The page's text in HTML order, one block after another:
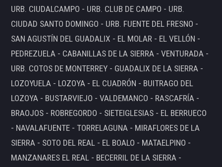
URB. CIUDALCAMPO - URB. CLUB DE CAMPO - URB.
CIUDAD SANTO DOMINGO - URB. FUENTE DEL FRESNO -
SAN AGUSTÍN DEL GUADALIX - EL MOLAR - EL VELLÓN -
PEDREZUELA - CABANILLAS DE LA SIERRA - VENTURADA -
URB. COTOS DE MONTERREY - GUADALIX DE LA SIERRA -
LOZOYUELA - LOZOYA - EL CUADRÓN - BUITRAGO DEL
LOZOYA - BUSTARVIEJO - VALDEMANCO - RASCAFRÍA -
BRAOJOS - ROBREGORDO - SIETEIGLESIAS - EL BERRUECO
- NAVALAFUENTE - TORRELAGUNA - MIRAFLORES DE LA
SIERRA - SOTO DEL REAL - EL BOALO - MATAELPINO -
MANZANARES EL REAL - BECERRIL DE LA SIERRA -